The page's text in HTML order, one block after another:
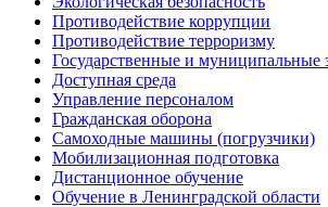
Противодействие коррупции
Противодействие терроризму
Государственные и муниципальные
Доступная среда
Управление персоналом
Гражданская оборона
Самоходные машины (погрузчики)
Мобилизационная подготовка
Дистанционное обучение
Обучение в Ленинградской области